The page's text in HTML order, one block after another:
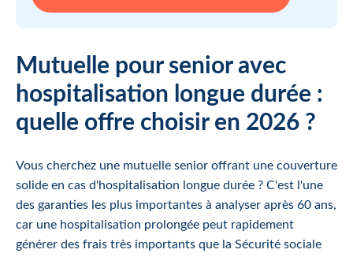
Mutuelle pour senior avec
hospitalisation longue durée :
quelle offre choisir en 2026 ?
Vous cherchez une mutuelle senior offrant une couverture
solide en cas d'hospitalisation longue durée ? C'est l'une
des garanties les plus importantes à analyser après 60 ans,
car une hospitalisation prolongée peut rapidement
générer des frais très importants que la Sécurité sociale